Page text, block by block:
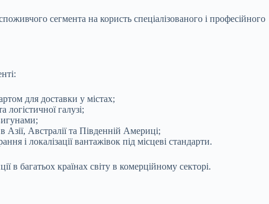
сегмента на користь спеціалізованого і професійного
для доставки у містах;
логістичної галузі;
Австралії та Південній Америці;
і локалізації вантажівок під місцеві стандарти.
в багатьох країнах світу в комерційному секторі.